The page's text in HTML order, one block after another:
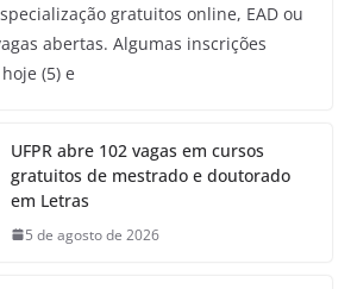
gratuitos online, EAD ou
abertas. Algumas inscrições
(5) e
UFPR abre 102 vagas em cursos
gratuitos de mestrado e doutorado
em Letras
5 de agosto de 2026